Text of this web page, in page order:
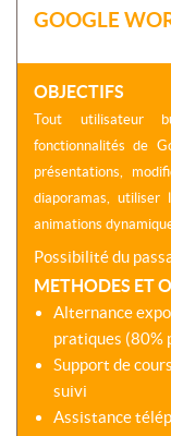
FORMATEURS
DÉVELOPPEMENT
CPF
ENTREPRISES
INTER
CLASSES
VIRTUELLES
COACHING
SÉMINAIRES
LEARNING
MULTI-
MALLETTE
DU
NOUS
PRÉSENTATION
NOTRE
DÉMARCHE
NOS
ACTIONS
NOTRE
CENTRE
RÉSEAU
GOOGLE
OBJECTIFS
Tout utilisateur
fonctionnalités de
présentations,
diaporamas, utiliser
animations
Possibilité du
METHODES ET
Alternance
pratiques (80%
Support de
suivi
Assistance